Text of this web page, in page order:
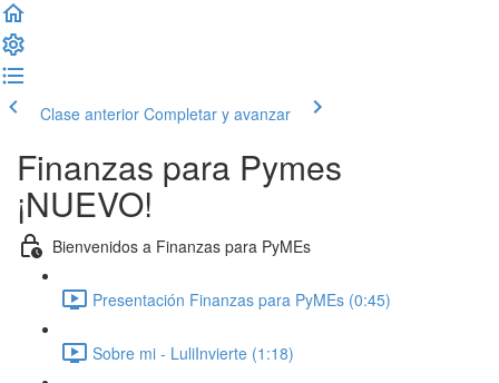
Clase anterior Completar y avanzar
Finanzas para Pymes
¡NUEVO!
Bienvenidos a Finanzas para PyMEs
Presentación Finanzas para PyMEs (0:45)
Sobre mi - LuliInvierte (1:18)